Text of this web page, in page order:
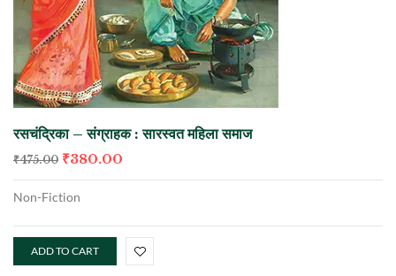
रसचंद्रिका – संग्राहक : सारस्वत महिला समाज
₹475.00 ₹380.00
Non-Fiction
ADD TO CART